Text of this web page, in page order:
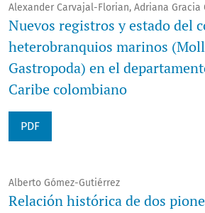
Alexander Carvajal-Florian, Adriana Gracia
Nuevos registros y estado del
heterobranquios marinos
Gastropoda) en el
Caribe colombiano
PDF
Alberto Gómez-Gutiérrez
Relación histórica de dos